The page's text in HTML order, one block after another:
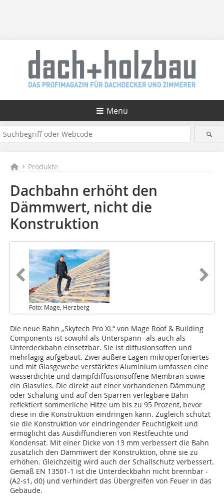
Menü
Produkte
Dachbahn erhöht den
Dämmwert, nicht die
Konstruktion
Foto: Mage, Herzberg
Die neue Bahn „Skytech Pro XL“ von Mage Roof & Building
Components ist sowohl als Unterspann- als auch als
Unterdeckbahn einsetzbar. Sie ist diffusionsoffen und
mehrlagig aufgebaut. Zwei äußere Lagen mikroperforiertes
und mit Glasgewebe verstärktes Aluminium umfassen eine
wasserdichte und dampfdiffusionsoffene Membran sowie
ein Glasvlies. Die direkt auf einer vorhandenen Dämmung
oder Schalung und auf den Sparren verlegbare Bahn
reflektiert sommerliche Hitze um bis zu 95 Prozent, bevor
diese in die Konstruktion eindringen kann. ­Zugleich schützt
sie die Konstruktion vor eindringender Feuchtigkeit und
ermöglicht das Ausdiffundieren von Restfeuchte und
Kondensat. Mit einer Dicke von 13 mm verbessert die Bahn
zusätzlich den Dämmwert der Konstruktion, ohne sie zu
erhöhen. Gleichzeitig wird auch der Schallschutz verbessert.
Gemäß EN 13501-1 ist die Unterdeckbahn nicht brennbar ­
(A2-s1, d0) und verhindert das Übergreifen von Feuer in das
Gebäude.